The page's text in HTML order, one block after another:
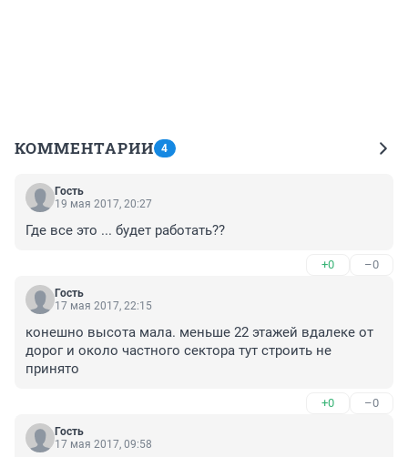
КОММЕНТАРИИ 4
Гость
19 мая 2017, 20:27
Где все это ... будет работать??
+0 –0
Гость
17 мая 2017, 22:15
конешно высота мала. меньше 22 этажей вдалеке от
дорог и около частного сектора тут строить не
принято
+0 –0
Гость
17 мая 2017, 09:58